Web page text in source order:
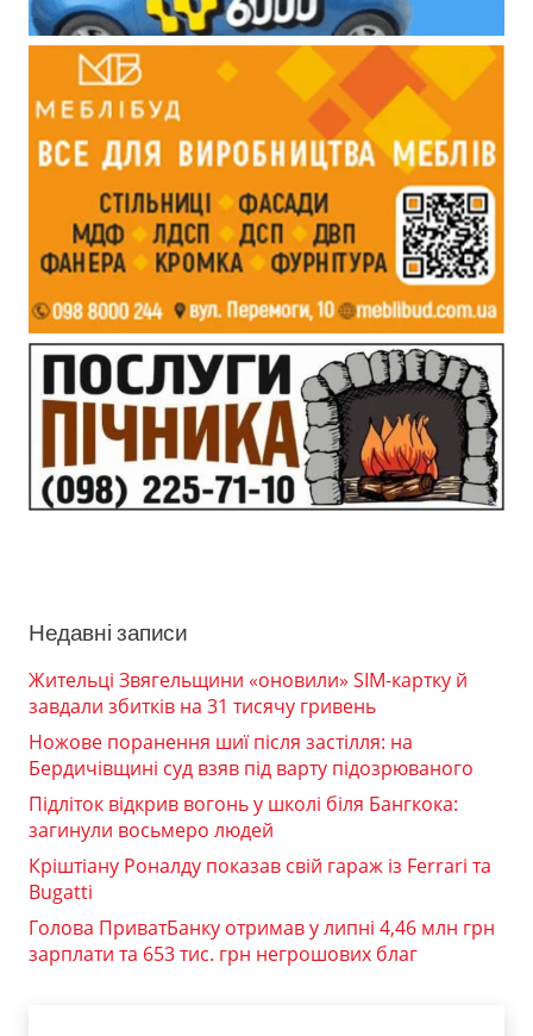
Недавні записи
Жительці Звягельщини «оновили» SIM-картку й
завдали збитків на 31 тисячу гривень
Ножове поранення шиї після застілля: на
Бердичівщині суд взяв під варту підозрюваного
Підліток відкрив вогонь у школі біля Бангкока:
загинули восьмеро людей
Кріштіану Роналду показав свій гараж із Ferrari та
Bugatti
Голова ПриватБанку отримав у липні 4,46 млн грн
зарплати та 653 тис. грн негрошових благ